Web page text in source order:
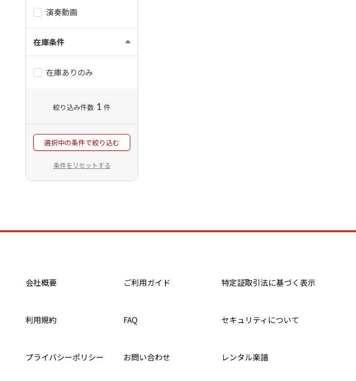
演奏動画
在庫条件
在庫ありのみ
絞り込み件数 1 件
選択中の条件で絞り込む
条件をリセットする
会社概要 ご利用ガイド 特定証取引法に基づく表示
利用規約 FAQ セキュリティについて
プライバシーポリシー お問い合わせ レンタル楽譜